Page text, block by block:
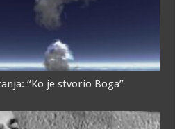
“Ko je stvorio Boga”